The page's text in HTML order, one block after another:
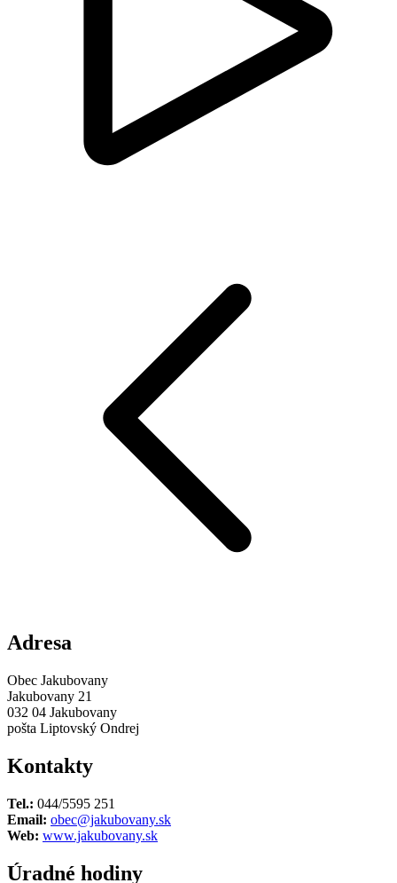
Adresa
Obec Jakubovany
Jakubovany 21
032 04 Jakubovany
pošta Liptovský Ondrej
Kontakty
Tel.: 044/5595 251
Email: obec@jakubovany.sk
Web: www.jakubovany.sk
Úradné hodiny